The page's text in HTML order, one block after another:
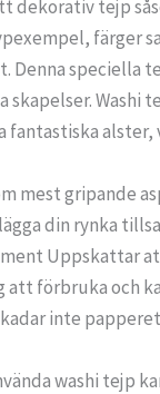
dekorativ tejp
färger
Denna speciella
skapelser.
fantastiska
mest gripande
din rynka
Uppskattar
förbruka och
inte
washi tejp